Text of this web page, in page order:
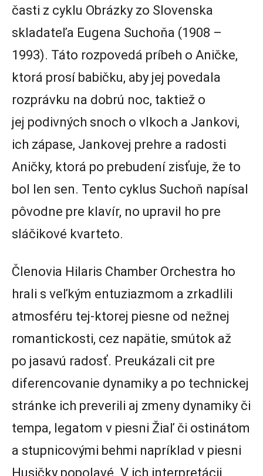
časti z cyklu Obrázky zo Slovenska
skladateľa Eugena Suchoňa (1908 –
1993). Táto rozpovedá príbeh o Aničke,
ktorá prosí babičku, aby jej povedala
rozprávku na dobrú noc, taktiež o
jej podivných snoch o vlkoch a Jankovi,
ich zápase, Jankovej prehre a radosti
Aničky, ktorá po prebudení zisťuje, že to
bol len sen. Tento cyklus Suchoň napísal
pôvodne pre klavír, no upravil ho pre
sláčikové kvarteto.
Členovia Hilaris Chamber Orchestra ho
hrali s veľkým entuziazmom a zrkadlili
atmosféru tej-ktorej piesne od nežnej
romantickosti, cez napätie, smútok až
po jasavú radosť. Preukázali cit pre
diferencovanie dynamiky a po technickej
stránke ich preverili aj zmeny dynamiky či
tempa, legatom v piesni Žiaľ či ostinátom
a stupnicovými behmi napríklad v piesni
Husičky popolavé. V ich interpretácii